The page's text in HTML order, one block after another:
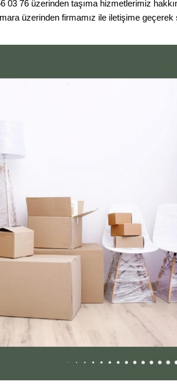
03 76 üzerinden taşıma hizmetlerimiz
üzerinden firmamız ile iletişime